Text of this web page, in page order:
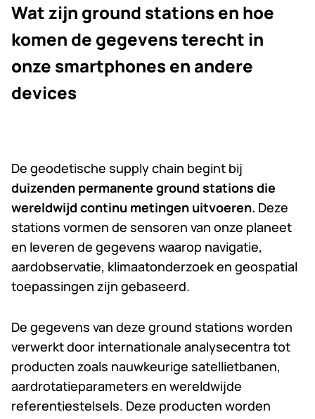
Wat zijn ground stations en hoe
komen de gegevens terecht in
onze smartphones en andere
devices
De geodetische supply chain begint bij
duizenden permanente ground stations die
wereldwijd continu metingen uitvoeren. Deze
stations vormen de sensoren van onze planeet
en leveren de gegevens waarop navigatie,
aardobservatie, klimaatonderzoek en geospatial
toepassingen zijn gebaseerd.
De gegevens van deze ground stations worden
verwerkt door internationale analysecentra tot
producten zoals nauwkeurige satellietbanen,
aardrotatieparameters en wereldwijde
referentiestelsels. Deze producten worden